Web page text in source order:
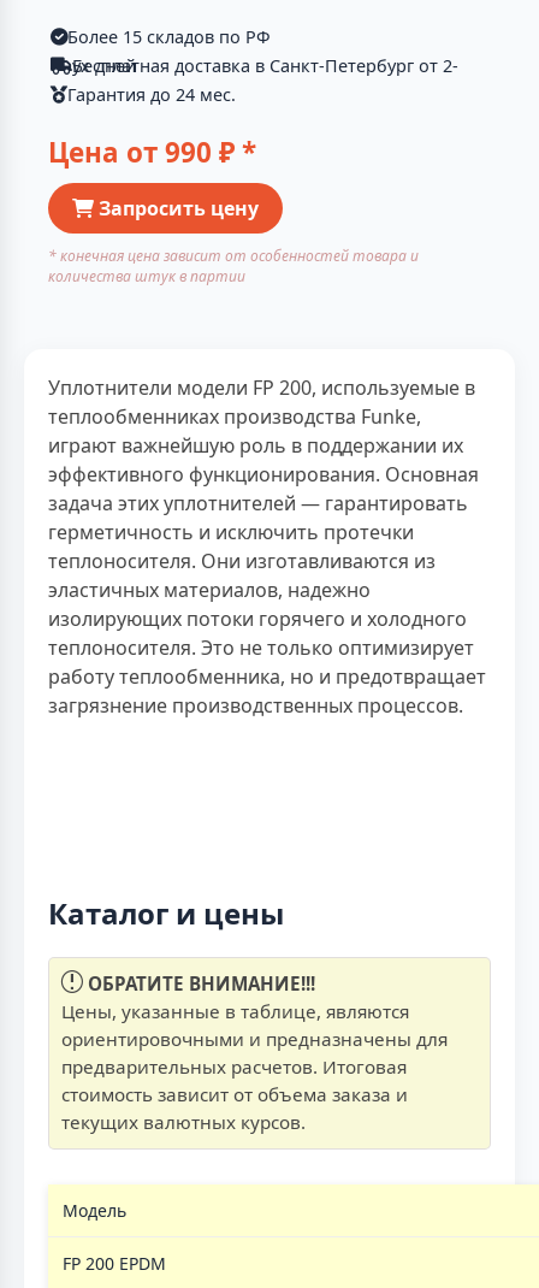
Более 15 складов по РФ
Бесплатная доставка в Санкт-Петербург от 2-ух дней
Гарантия до 24 мес.
Цена от990 ₽ *
Запросить цену
* конечная цена зависит от особенностей товара и
количества штук в партии
Уплотнители модели FP 200, используемые в
теплообменниках производства Funke,
играют важнейшую роль в поддержании их
эффективного функционирования. Основная
задача этих уплотнителей — гарантировать
герметичность и исключить протечки
теплоносителя. Они изготавливаются из
эластичных материалов, надежно
изолирующих потоки горячего и холодного
теплоносителя. Это не только оптимизирует
работу теплообменника, но и предотвращает
загрязнение производственных процессов.
Каталог и цены
ОБРАТИТЕ ВНИМАНИЕ!!!
Цены, указанные в таблице, являются
ориентировочными и предназначены для
предварительных расчетов. Итоговая
стоимость зависит от объема заказа и
текущих валютных курсов.
Модель
FP 200 EPDM